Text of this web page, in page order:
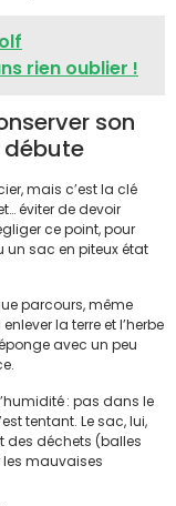
rien oublier !
son
débute
mais c’est la clé
éviter de devoir
ce point, pour
un sac en piteux état
parcours, même
la terre et l’herbe
avec un peu
: pas dans le
tentant. Le sac, lui,
des déchets (balles
les mauvaises